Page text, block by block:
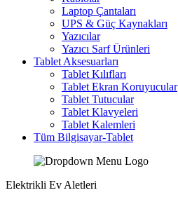
Laptop Çantaları
UPS & Güç Kaynakları
Yazıcılar
Yazıcı Sarf Ürünleri
Tablet Aksesuarları
Tablet Kılıfları
Tablet Ekran Koruyucular
Tablet Tutucular
Tablet Klavyeleri
Tablet Kalemleri
Tüm Bilgisayar-Tablet
Elektrikli Ev Aletleri